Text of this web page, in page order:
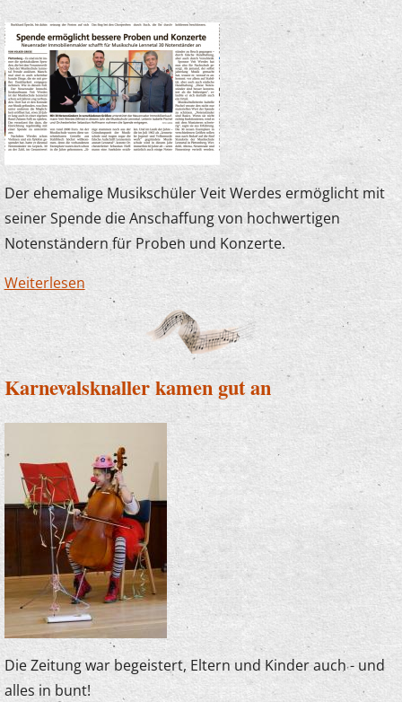
Der ehemalige Musikschüler Veit Werdes ermöglicht mit
seiner Spende die Anschaffung von hochwertigen
Notenständern für Proben und Konzerte.
Weiterlesen über Die Musikschule freut sich über
Notenständer-Spende
Karnevalsknaller kamen gut an
Die Zeitung war begeistert, Eltern und Kinder auch - und
alles in bunt!